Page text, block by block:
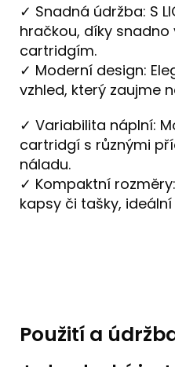
✓ Snadná údržba: S
hračkou, díky
cartridgím.
✓ Moderní design:
vzhled, který zaujme
✓ Variabilita náplní:
cartridgí s různými
náladu.
✓ Kompaktní
kapsy či tašky,
Použití a